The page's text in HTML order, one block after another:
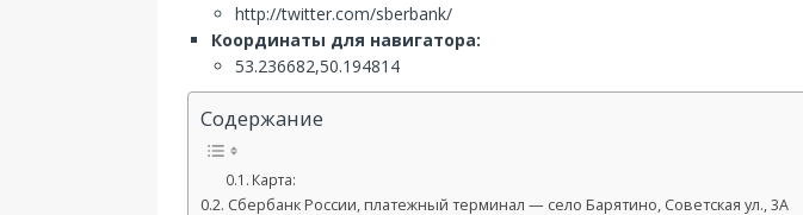
http://twitter.com/sberbank/
Координаты для навигатора:
53.236682,50.194814
Содержание
Карта:
Сбербанк России, платежный терминал — село Барятино, Советская ул., 3А